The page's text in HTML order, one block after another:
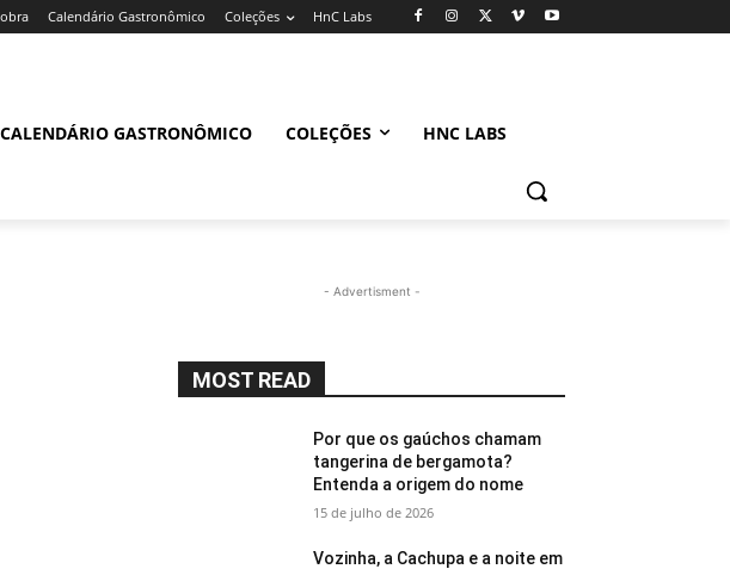
Calendário Gastronômico Coleções HnC Labs
CALENDÁRIO GASTRONÔMICO COLEÇÕES HNC LABS
- Advertisment -
MOST READ
Por que os gaúchos chamam
tangerina de bergamota?
Entenda a origem do nome
15 de julho de 2026
Vozinha, a Cachupa e a noite em